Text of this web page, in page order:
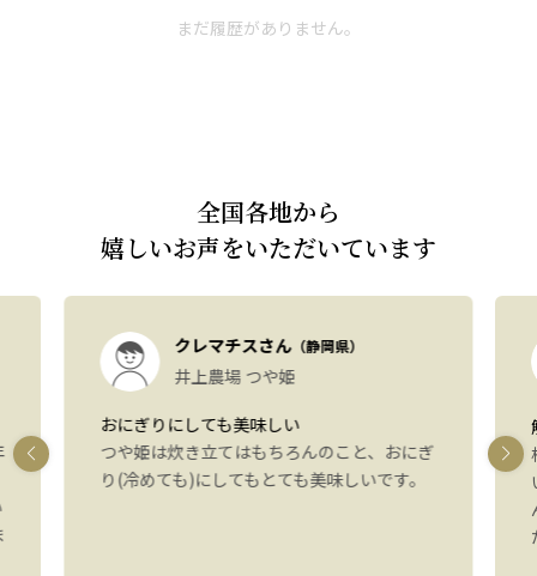
まだ履歴がありません。
全国各地から
嬉しいお声をいただいています
クレマチスさん（静岡県）
井上農場 つや姫
おにぎりにしても美味しい
つや姫は炊き立てはもちろんのこと、おにぎ
り(冷めても)にしてもとても美味しいです。